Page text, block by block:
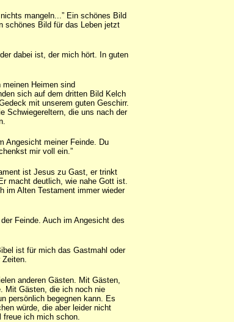
mangeln...” Ein schönes Bild
schönes Bild für das Leben jetzt
dabei ist, der mich hört. In guten
Heimen sind
sich auf dem dritten Bild Kelch
mit unserem guten Geschirr.
Schwiegereltern, die uns nach der
Angesicht meiner Feinde. Du
mir voll ein.”
ist Jesus zu Gast, er trinkt
macht deutlich, wie nahe Gott ist.
im Alten Testament immer wieder
Feinde. Auch im Angesicht des
ist für mich das Gastmahl oder
Zeiten.
anderen Gästen. Mit Gästen,
Mit Gästen, die ich noch nie
persönlich begegnen kann. Es
würde, die aber leider nicht
freue ich mich schon.